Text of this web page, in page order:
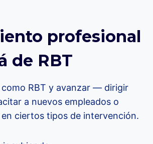
profesional
de RBT
como RBT y avanzar — dirigir
a nuevos empleados o
ciertos tipos de intervención.